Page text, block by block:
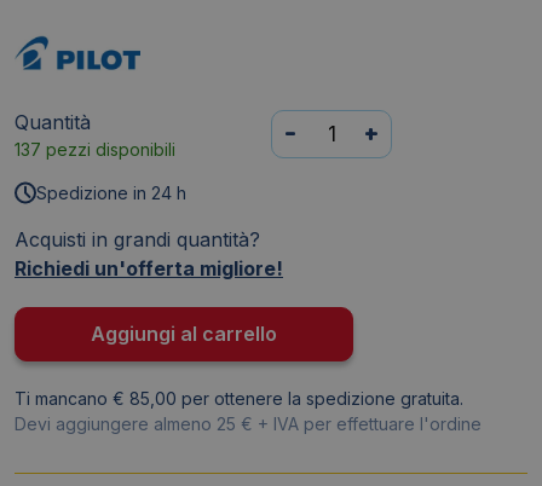
Quantità
137 pezzi disponibili
Penna
gel
B2P
Nera
-
mm
040180
- +
Spedizione in 24 h
Acquisti in grandi quantità?
Richiedi un'offerta migliore!
Aggiungi al carrello
Ti mancano € 85,00 per ottenere la spedizione gratuita.
Devi aggiungere almeno 25 € + IVA per effettuare l'ordine